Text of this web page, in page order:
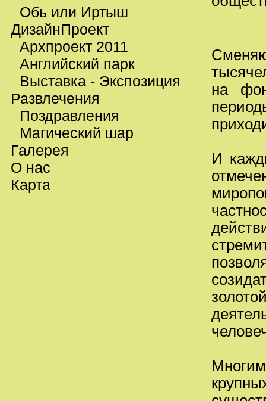
Обь или Иртыш
ДизайнПроект
Архпроект 2011
Английский парк
Выставка - Экспозиция
Развлечения
Поздравления
Магический шар
Галерея
О нас
Карта
на
И